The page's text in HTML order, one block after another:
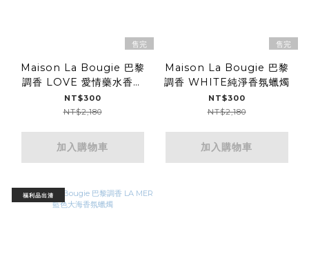
售完
Maison La Bougie 巴黎
調香 LOVE 愛情藥水香氛
蠟燭
NT$300
NT$2,180
加入購物車
售完
Maison La Bougie 巴黎
調香 WHITE純淨香氛蠟燭
NT$300
NT$2,180
加入購物車
福利品出清